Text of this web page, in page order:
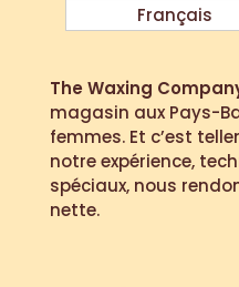
Français
The Waxing
magasin aux Pays-
femmes. Et c’est
notre expérience,
spéciaux, nous
nette.